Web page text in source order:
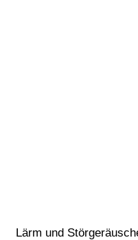
Lärm und